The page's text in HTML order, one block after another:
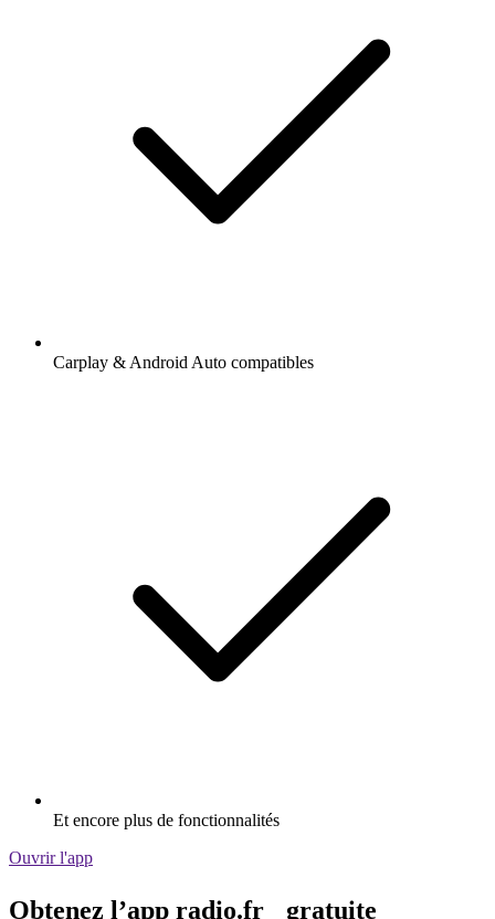
Carplay & Android Auto compatibles
Et encore plus de fonctionnalités
Ouvrir l'app
Obtenez l’app radio.fr gratuite